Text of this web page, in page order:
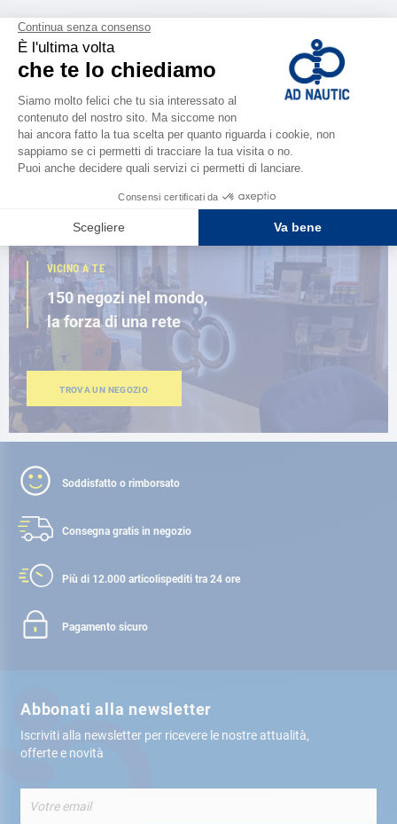
CATALOGARE
Scopri la
nuova guida AD 2026
VICINO A TE
150 negozi nel mondo,
la forza di una rete
TROVA UN NEGOZIO
Soddisfatto o rimborsato
Consegna gratis in negozio
Più di 12.000 articolispediti tra 24 ore
Pagamento sicuro
Abbonati alla newsletter
Iscriviti alla newsletter per ricevere le nostre attualità,
offerte e novità
alla